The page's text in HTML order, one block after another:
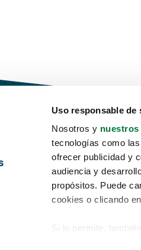
Uso responsable de
Nosotros y nuestros
tecnologías como
ofrecer publicidad y
audiencia y
propósitos. Puede
cookies o clicando
Si lo permite,
futuro,